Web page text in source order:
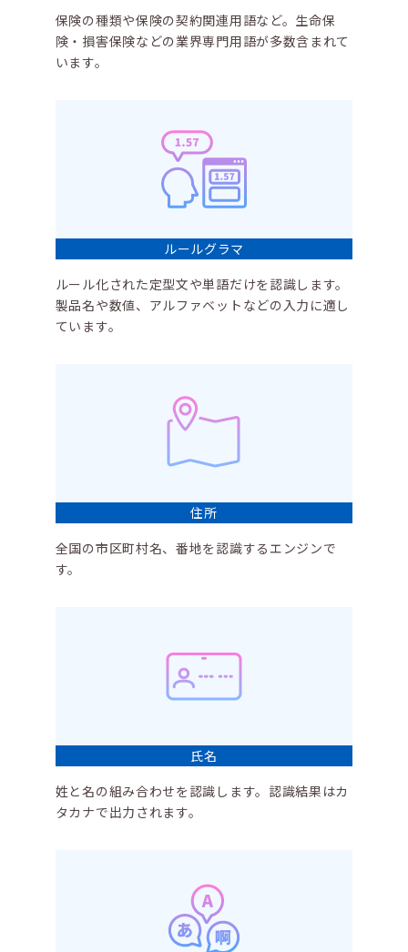
保険の種類や保険の契約関連用語など。生命保
険・損害保険などの業界専門用語が多数含まれて
います。
ルールグラマ
ルール化された定型文や単語だけを認識します。
製品名や数値、アルファベットなどの入力に適し
ています。
住所
全国の市区町村名、番地を認識するエンジンで
す。
氏名
姓と名の組み合わせを認識します。認識結果はカ
タカナで出力されます。